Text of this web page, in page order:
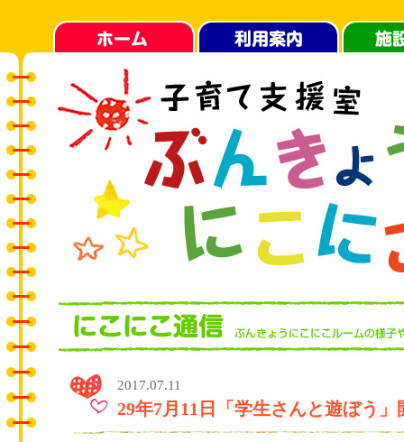
2017.07.11
29年7月11日「学生さんと遊ぼう」